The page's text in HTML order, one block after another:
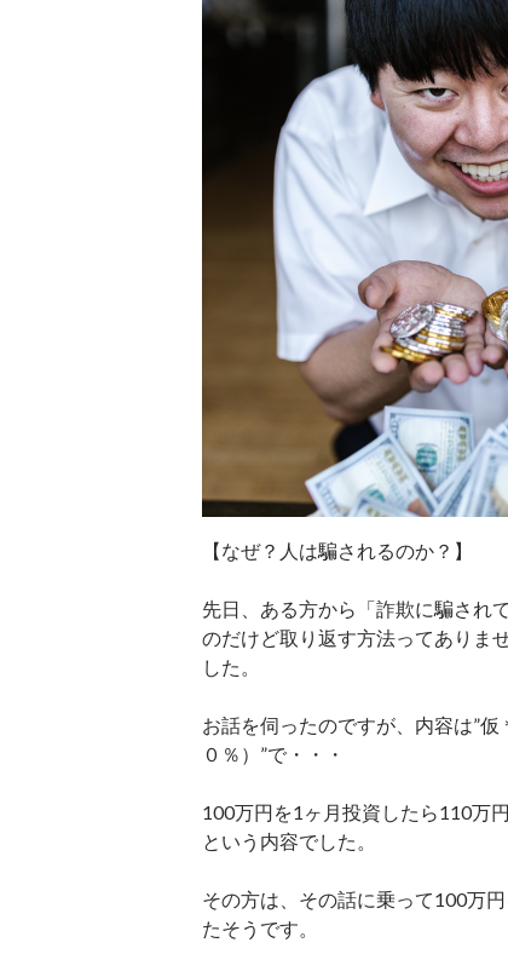
【なぜ？人は騙されるのか？】
先日、ある方から「詐欺に騙され
のだけど取り返す方法ってありま
した。
お話を伺ったのですが、内容は”仮
０％）”で・・・
100万円を1ヶ月投資したら110万
という内容でした。
その方は、その話に乗って100万
たそうです。